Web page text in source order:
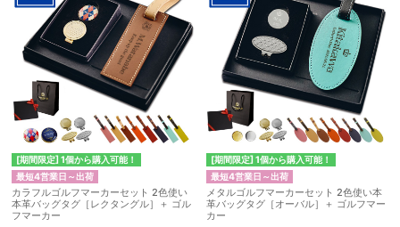
[期間限定] 1個から購入可能！
最短4営業日～出荷
カラフルゴルフマーカーセット 2色使い
本革バッグタグ［レクタングル］＋ ゴル
フマーカー
[期間限定] 1個から購入可能！
最短4営業日～出荷
メタルゴルフマーカーセット 2色使い本
革バッグタグ［オーバル］＋ ゴルフマー
カー